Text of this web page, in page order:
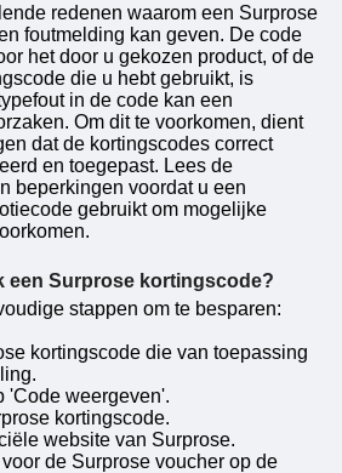
redenen waarom een ​​Surprose
foutmelding kan geven. De code
het door u gekozen product, of de
die u hebt gebruikt, is
in de code kan een
Om dit te voorkomen, dient
dat de kortingscodes correct
en toegepast. Lees de
beperkingen voordat u een
gebruikt om mogelijke
een Surprose kortingscode?
stappen om te besparen:
kortingscode die van toepassing
'Code weergeven'.
kortingscode.
website van Surprose.
de Surprose voucher op de